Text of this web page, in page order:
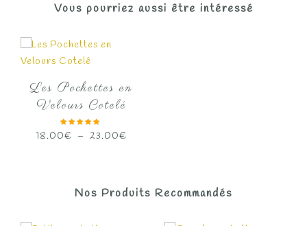
Vous pourriez aussi être intéressé
Les Pochettes en
Velours Cotelé
18.00€ – 23.00€
18.00€
Nos Produits Recommandés